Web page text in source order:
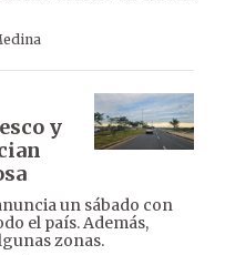
y
un sábado con
el país. Además,
zonas.